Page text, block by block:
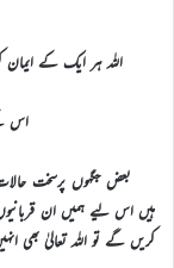
اللہ ہر ایک کے
اس
بعض جگہوں پرسخت
ہیں اس لیے ہمیں ان
کریں گے تو اللہ تعالیٰ بھی